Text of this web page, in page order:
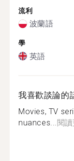
流利
波蘭語
學
英語
我喜歡談論的
Movies, TV
nuances... 閱